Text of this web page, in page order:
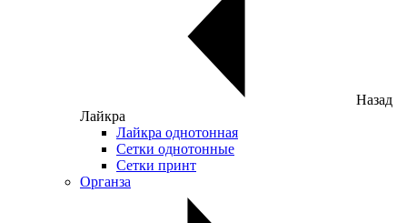
Назад
Лайкра
Лайкра однотонная
Сетки однотонные
Сетки принт
Органза